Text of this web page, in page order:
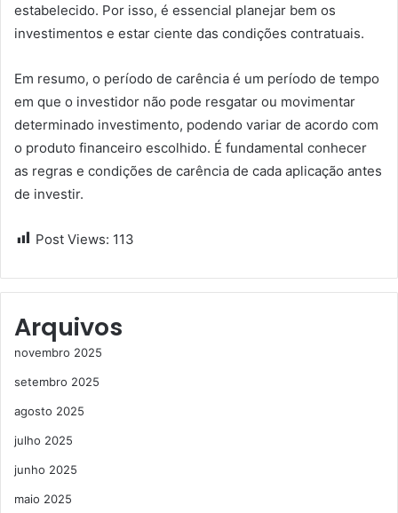
estabelecido. Por isso, é essencial planejar bem os
investimentos e estar ciente das condições contratuais.
Em resumo, o período de carência é um período de tempo
em que o investidor não pode resgatar ou movimentar
determinado investimento, podendo variar de acordo com
o produto financeiro escolhido. É fundamental conhecer
as regras e condições de carência de cada aplicação antes
de investir.
Post Views: 113
Arquivos
novembro 2025
setembro 2025
agosto 2025
julho 2025
junho 2025
maio 2025